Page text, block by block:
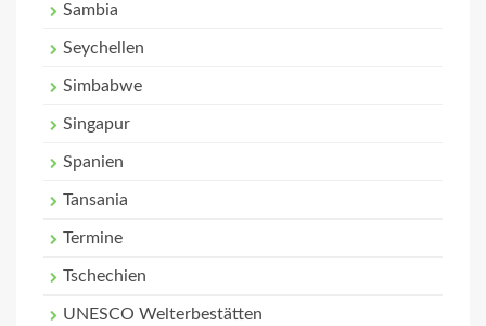
Sambia
Seychellen
Simbabwe
Singapur
Spanien
Tansania
Termine
Tschechien
UNESCO Welterbestätten